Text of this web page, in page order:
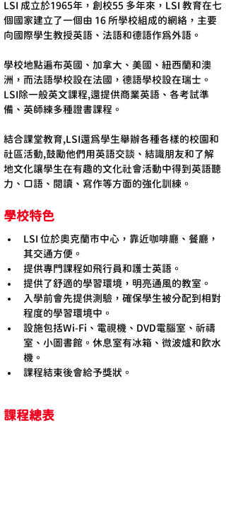
LSI 成立於1965年，創校55 多年來，LSI 教育在七
個國家建立了一個由 16 所學校組成的網絡，主要
向國際學生教授英語、法語和德語作為外語。
學校地點遍布英國、加拿大、美國、紐西蘭和澳
洲，而法語學校設在法國，德語學校設在瑞士。
LSI除一般英文課程,還提供商業英語、各考試準
備、英師練多種證書課程。
結合課堂教育,LSI還為學生舉辦各種各樣的校園和
社區活動,鼓勵他們用英語交談、結識朋友和了解
地文化讓學生在有趣的文化社會活動中得到英語聽
力、口語、閱讀、寫作等方面的強化訓練。
學校特色
LSI 位於奧克蘭市中心，靠近咖啡廳、餐廳，
其交通方便。
提供專門課程如飛行員和護士英語。
提供了舒適的學習環境，明亮通風的教室。
入學前會先提供測驗，確保學生被分配到相對
程度的學習環境中。
設施包括Wi-Fi、電視機、DVD電腦室、祈禱
室、小圖書館。休息室有冰箱、微波爐和飲水
機。
課程結束後會給予獎狀。
課程總表